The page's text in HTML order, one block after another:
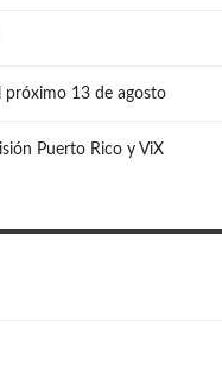
próximo 13 de agosto
Puerto Rico y ViX